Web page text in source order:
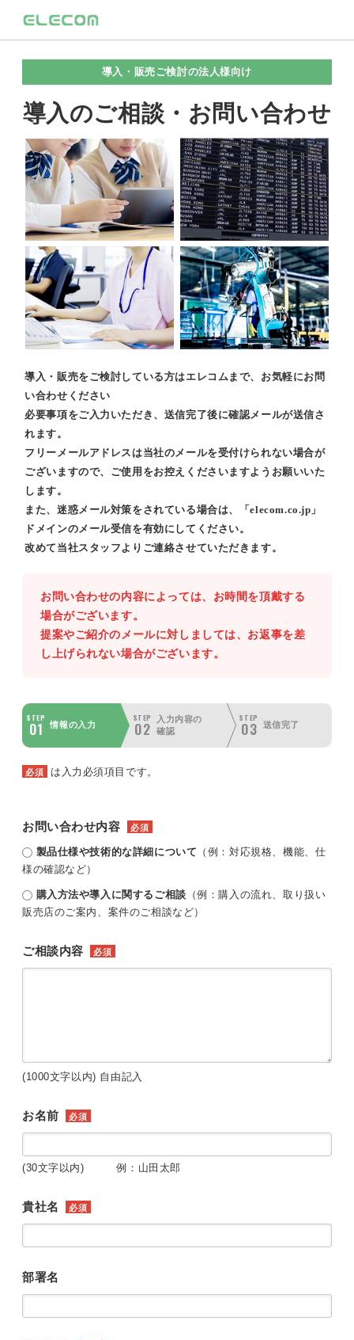
導入・販売ご検討の法人様向け
導入のご相談・お問い合わせ
導入・販売をご検討している方はエレコムまで、お気軽にお問
い合わせください
必要事項をご入力いただき、送信完了後に確認メールが送信さ
れます。
フリーメールアドレスは当社のメールを受付けられない場合が
ございますので、ご使用をお控えくださいますようお願いいた
します。
また、迷惑メール対策をされている場合は、「elecom.co.jp」
ドメインのメール受信を有効にしてください。
改めて当社スタッフよりご連絡させていただきます。
お問い合わせの内容によっては、お時間を頂戴する
場合がございます。
提案やご紹介のメールに対しましては、お返事を差
し上げられない場合がございます。
STEP
01 情報の入力
STEP
02
入力内容の
確認
STEP
03 送信完了
必須 は入力必須項目です。
お問い合わせ内容 必須
製品仕様や技術的な詳細について （例：対応規格、機能、仕
様の確認など）
購入方法や導入に関するご相談 （例：購入の流れ、取り扱い
販売店のご案内、案件のご相談など）
ご相談内容 必須
(1000文字以内) 自由記入
お名前 必須
(30文字以内) 例：山田太郎
貴社名 必須
部署名